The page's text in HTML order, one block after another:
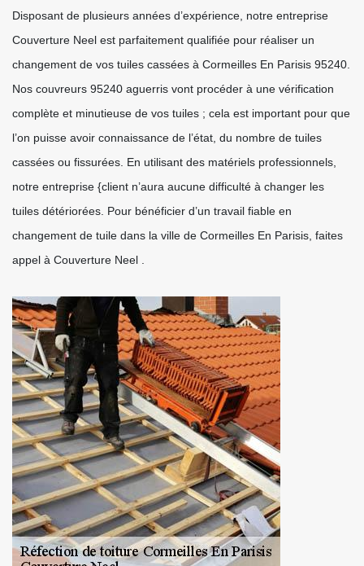
Disposant de plusieurs années d’expérience, notre entreprise
Couverture Neel est parfaitement qualifiée pour réaliser un
changement de vos tuiles cassées à Cormeilles En Parisis 95240.
Nos couvreurs 95240 aguerris vont procéder à une vérification
complète et minutieuse de vos tuiles ; cela est important pour que
l’on puisse avoir connaissance de l’état, du nombre de tuiles
cassées ou fissurées. En utilisant des matériels professionnels,
notre entreprise {client n’aura aucune difficulté à changer les
tuiles détériorées. Pour bénéficier d’un travail fiable en
changement de tuile dans la ville de Cormeilles En Parisis, faites
appel à Couverture Neel .